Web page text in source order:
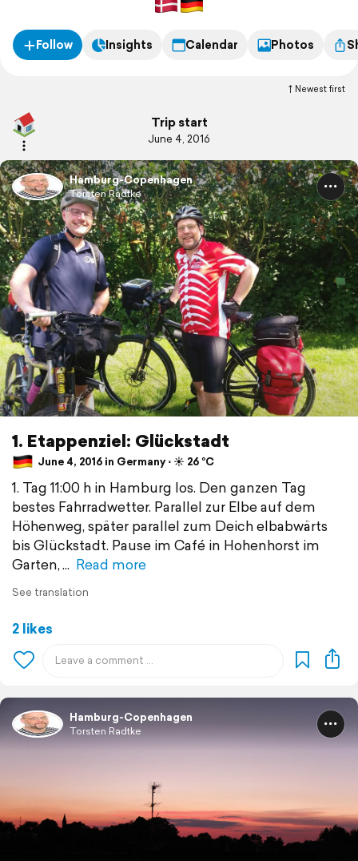
Follow Insights Calendar Photos
Newest first
Trip start
June 4, 2016
Hamburg-Copenhagen
Torsten Radtke
1. Etappenziel: Glückstadt
June 4, 2016 in Germany ⋅ ☀️ 26 °C
1. Tag 11:00 h in Hamburg los. Den ganzen Tag
bestes Fahrradwetter. Parallel zur Elbe auf dem
Höhenweg, später parallel zum Deich elbabwärts
bis Glückstadt. Pause im Café in Hohenhorst im
Garten,
Read more
See translation
2 likes
Hamburg-Copenhagen
Torsten Radtke